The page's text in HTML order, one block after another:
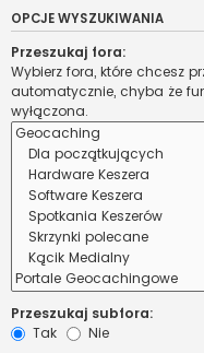
OPCJE WYSZUKIWANIA
Przeszukaj fora:
Wybierz fora, które chcesz
automatycznie, chyba że
wyłączona.
Przeszukaj subfora:
Tak
Nie